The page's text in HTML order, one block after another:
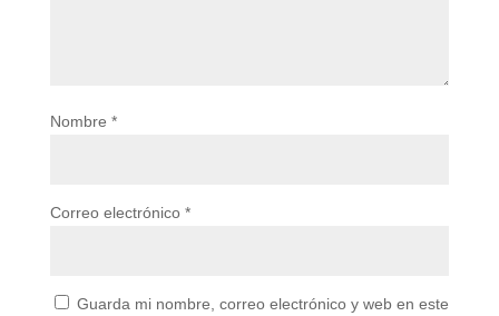
Nombre *
Correo electrónico *
Guarda mi nombre, correo electrónico y web en este